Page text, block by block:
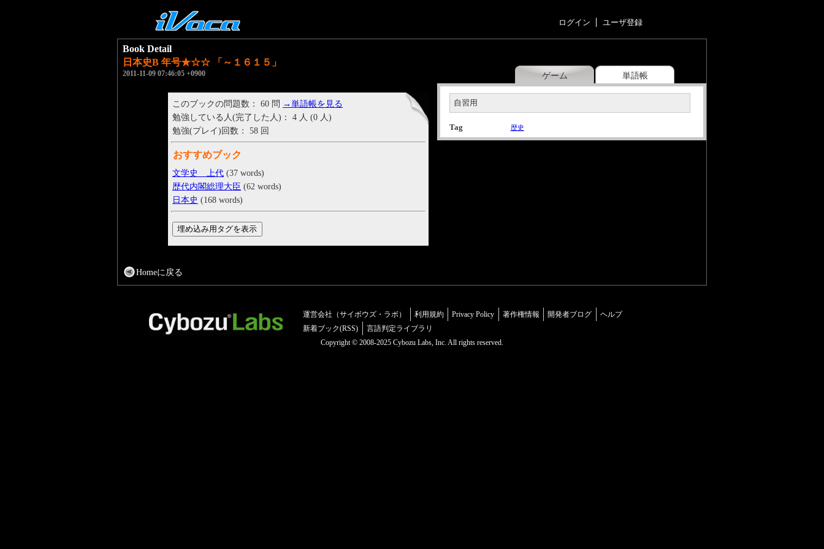
ログイン ユーザ登録
ゲーム 単語帳
Book Detail
日本史B 年号★☆☆ 「～１６１５」
2011-11-09 07:46:05 +0900
自習用
Tag 歴史
このブックの問題数： 60 問 →単語帳を見る
勉強している人(完了した人)： 4 人 (0 人)
勉強(プレイ)回数： 58 回
おすすめブック
文学史 上代 (37 words)
歴代内閣総理大臣 (62 words)
日本史 (168 words)
Homeに戻る
運営会社（サイボウズ・ラボ） 利用規約 Privacy Policy 著作権情報 開発者ブログ
ヘルプ
新着ブック(RSS)
言語判定ライブラリ
Copyright © 2008-2025 Cybozu Labs, Inc. All rights reserved.